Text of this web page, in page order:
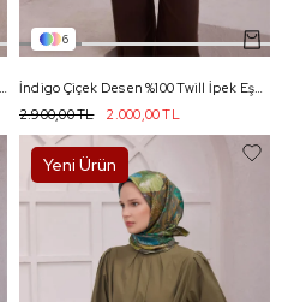
6
2.000,00 TL
2.900,00 TL
Yeni Ürün